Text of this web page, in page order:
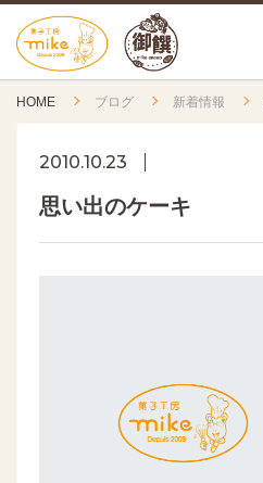
HOME ブログ 新着情報
2010.10.23
思い出のケーキ